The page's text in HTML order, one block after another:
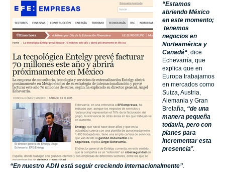
“Estamos
abriendo México
en este momento;
tenemos
negocios en
Norteamérica y
Canadá“, dice
Echevarría, que
explica que en
Europa trabajamos
en mercados como
Suiza, Austria,
Alemania y Gran
Bretaña, “de una
manera pequeña
todavía, pero con
planes para
incrementar esta
presencia”.
“En nuestro ADN está seguir creciendo internacionalmente”.